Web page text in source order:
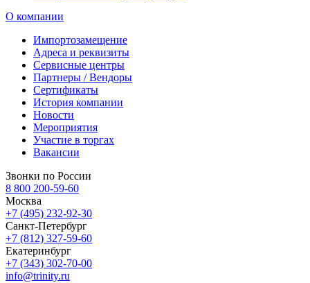
О компании
Импортозамещение
Адреса и реквизиты
Сервисные центры
Партнеры / Вендоры
Сертификаты
История компании
Новости
Мероприятия
Участие в торгах
Вакансии
Звонки по России
8 800 200-59-60
Москва
+7 (495) 232-92-30
Санкт-Петербург
+7 (812) 327-59-60
Екатеринбург
+7 (343) 302-70-00
info@trinity.ru